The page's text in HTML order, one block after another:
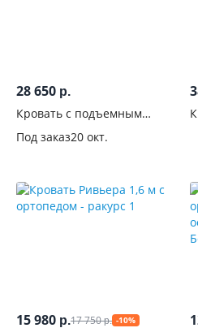
28 650 р.
Кровать с подъемным
Классика Анкор
Под заказ20 окт.
15 980 р.17 750р. -10%